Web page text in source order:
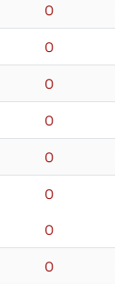
0
0
0
0
0
0
0
0